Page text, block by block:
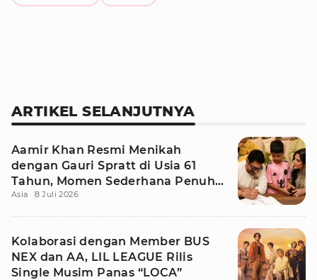
ARTIKEL SELANJUTNYA
Aamir Khan Resmi Menikah
dengan Gauri Spratt di Usia 61
Tahun, Momen Sederhana Penuh
Kehangatan
Asia 8 Juli 2026
Kolaborasi dengan Member BUS
NEX dan AA, LIL LEAGUE Rilis
Single Musim Panas “LOCA”